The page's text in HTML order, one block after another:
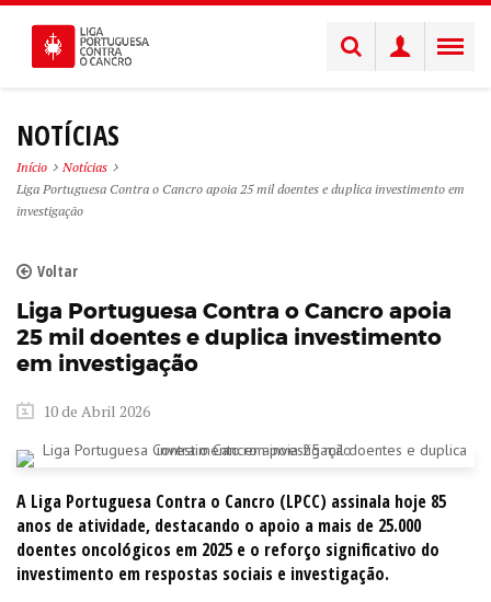
NOTÍCIAS
Início
Notícias
Liga Portuguesa Contra o Cancro apoia 25 mil doentes e duplica investimento em
investigação
Voltar
Liga Portuguesa Contra o Cancro apoia
25 mil doentes e duplica investimento
em investigação
10 de Abril 2026
A Liga Portuguesa Contra o Cancro (LPCC) assinala hoje 85
anos de atividade, destacando o apoio a mais de 25.000
doentes oncológicos em 2025 e o reforço significativo do
investimento em respostas sociais e investigação.